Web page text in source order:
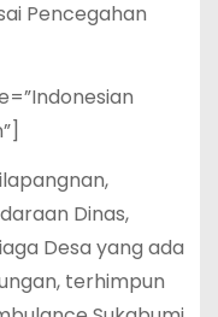
Pencegahan
Dinas,
Desa yang ada
terhimpun